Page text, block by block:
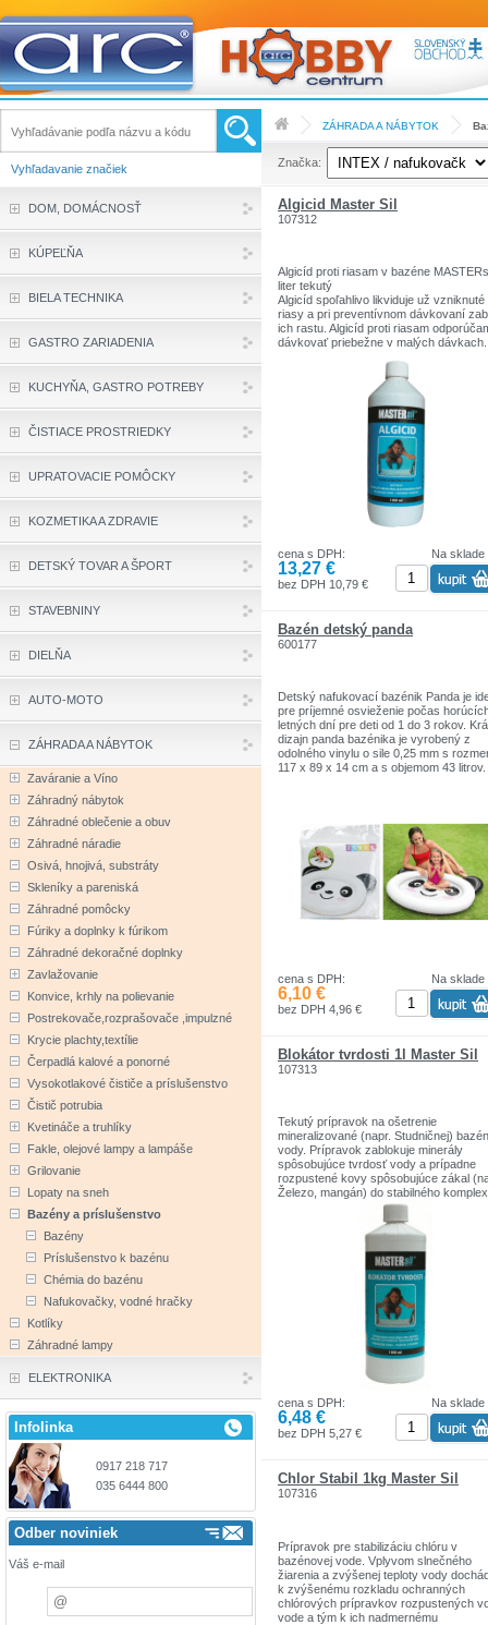
ZÁHRADA A NÁBYTOK
Značka:
Algicid Master Sil
107312
Algicíd proti riasam v bazéne
liter tekutý
Algicíd spoľahlivo likviduje už vzniknuté
riasy a pri preventívnom dávkovaní
ich rastu. Algicíd proti riasam
dávkovať priebežne v malých dávkach.
v teplých letných dňoch.
Algicíd proti riasam aplikujte priamo do
bazéna až po upravení pH na hodnotu
rozmedzí 6,8 - 7,4. V takom prípade
jeho účinnosť najvyššia. Algicíd v
účinkuje dlhodobo v rozmedzí aj
dní. Používajte biocídy bezpečným
spôsobom. Pred použitím si vždy
etiketu a informácie o výrobku.
Na sklade
cena s DPH:
13,27 €
bez DPH 10,79 €
Bazén detský panda
600177
Detský nafukovací bazénik Panda je
pre príjemné osvieženie počas
letných dní pre deti od 1 do 3 rokov.
dizajn panda bazénika je vyrobený z
odolného vinylu o sile 0,25 mm s
117 x 89 x 14 cm a s objemom 43 litrov.
Na sklade
cena s DPH:
6,10 €
bez DPH 4,96 €
Blokátor tvrdosti 1l Master Sil
107313
Tekutý prípravok na ošetrenie
mineralizované (napr. Studničnej)
vody. Prípravok zablokuje minerály
spôsobujúce tvrdosť vody a prípadne
rozpustené kovy spôsobujúce zákal
Železo, mangán) do stabilného
Takto ošetrená voda nevytvára
ani zákal. Používajte biocídy
spôsobom. Pred použitím si vždy
etiketu a informácie o výrobku.
Na sklade
cena s DPH:
6,48 €
bez DPH 5,27 €
Chlor Stabil 1kg Master Sil
107316
Prípravok pre stabilizáciu chlóru v
bazénovej vode. Vplyvom slnečného
žiarenia a zvýšenej teploty vody
k zvýšenému rozkladu ochranných
chlórových prípravkov rozpustených
vode a tým k ich nadmernému
Vyhľadavanie značiek
DOM, DOMÁCNOSŤ
KÚPEĽŇA
BIELA TECHNIKA
GASTRO ZARIADENIA
KUCHYŇA, GASTRO POTREBY
ČISTIACE PROSTRIEDKY
UPRATOVACIE POMÔCKY
KOZMETIKA A ZDRAVIE
DETSKÝ TOVAR A ŠPORT
STAVEBNINY
DIELŇA
AUTO-MOTO
ZÁHRADA A NÁBYTOK
Zaváranie a Víno
Záhradný nábytok
Záhradné oblečenie a obuv
Záhradné náradie
Osivá, hnojivá, substráty
Skleníky a pareniská
Záhradné pomôcky
Fúriky a doplnky k fúrikom
Záhradné dekoračné doplnky
Zavlažovanie
Konvice, krhly na polievanie
Postrekovače,rozprašovače ,impulzné
Krycie plachty,textílie
Čerpadlá kalové a ponorné
Vysokotlakové čističe a príslušenstvo
Čistič potrubia
Kvetináče a truhlíky
Fakle, olejové lampy a lampáše
Grilovanie
Lopaty na sneh
Bazény a príslušenstvo
Bazény
Príslušenstvo k bazénu
Chémia do bazénu
Nafukovačky, vodné hračky
Kotlíky
Záhradné lampy
ELEKTRONIKA
Infolinka
0917 218 717
035 6444 800
Odber noviniek
Váš e-mail